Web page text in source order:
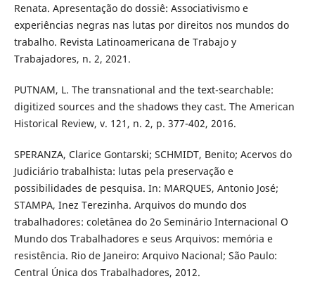
Renata. Apresentação do dossiê: Associativismo e
experiências negras nas lutas por direitos nos mundos do
trabalho. Revista Latinoamericana de Trabajo y
Trabajadores, n. 2, 2021.
PUTNAM, L. The transnational and the text-searchable:
digitized sources and the shadows they cast. The American
Historical Review, v. 121, n. 2, p. 377-402, 2016.
SPERANZA, Clarice Gontarski; SCHMIDT, Benito; Acervos do
Judiciário trabalhista: lutas pela preservação e
possibilidades de pesquisa. In: MARQUES, Antonio José;
STAMPA, Inez Terezinha. Arquivos do mundo dos
trabalhadores: coletânea do 2o Seminário Internacional O
Mundo dos Trabalhadores e seus Arquivos: memória e
resistência. Rio de Janeiro: Arquivo Nacional; São Paulo:
Central Única dos Trabalhadores, 2012.